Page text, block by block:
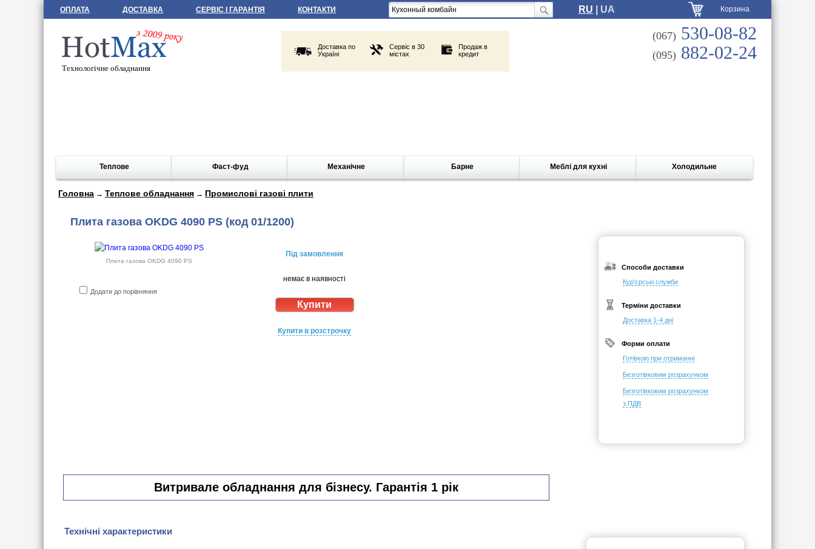
ОПЛАТА ДОСТАВКА СЕРВІС І ГАРАНТІЯ КОНТАКТИ RU | UA Корзина
Технологічне обладнання
Доставка по
Україні
Сервіс в 30
містах
Продаж в
кредит
(067) 530-08-82
(095) 882-02-24
Теплове Фаст-фуд Механічне Барне Меблі для кухні Холодильне
Головна → Теплове обладнання → Промислові газові плити
Плита газова OKDG 4090 PS (код 01/1200)
Плита газова OKDG 4090 PS
Додати до порівняння
Під замовлення
немає в наявності
Купити в розстрочку
Способи доставки
Кур'єрські служби
Терміни доставки
Доставка 1-4 дні
Форми оплати
Готівкою при отриманні
Безготівковим розрахунком
Безготівковим розрахунком
з ПДВ
Витривале обладнання для бізнесу. Гарантія 1 рік
Технічні характеристики